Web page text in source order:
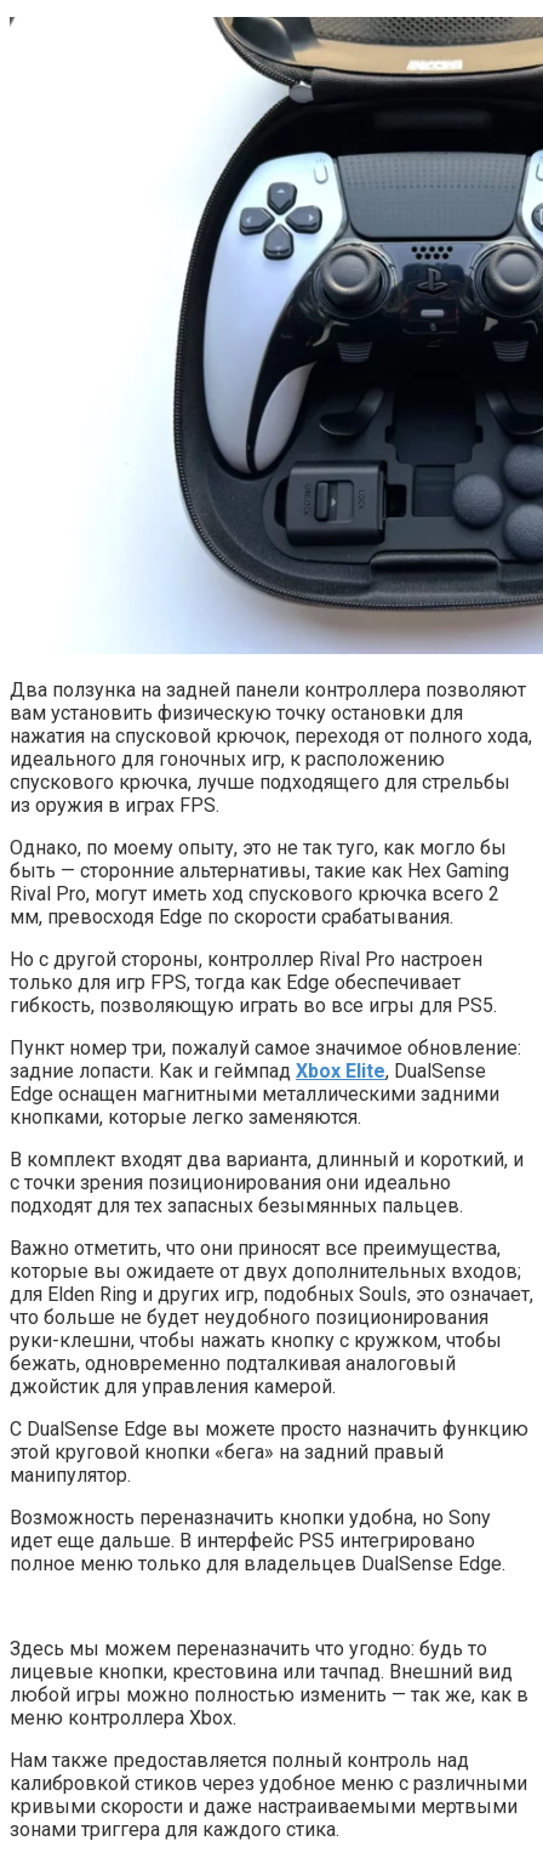
Два ползунка на задней панели контроллера позволяют
вам установить физическую точку остановки для
нажатия на спусковой крючок, переходя от полного хода,
идеального для гоночных игр, к расположению
спускового крючка, лучше подходящего для стрельбы
из оружия в играх FPS.
Однако, по моему опыту, это не так туго, как могло бы
быть — сторонние альтернативы, такие как Hex Gaming
Rival Pro, могут иметь ход спускового крючка всего 2
мм, превосходя Edge по скорости срабатывания.
Но с другой стороны, контроллер Rival Pro настроен
только для игр FPS, тогда как Edge обеспечивает
гибкость, позволяющую играть во все игры для PS5.
Пункт номер три, пожалуй самое значимое обновление:
задние лопасти. Как и геймпад Xbox Elite, DualSense
Edge оснащен магнитными металлическими задними
кнопками, которые легко заменяются.
В комплект входят два варианта, длинный и короткий, и
с точки зрения позиционирования они идеально
подходят для тех запасных безымянных пальцев.
Важно отметить, что они приносят все преимущества,
которые вы ожидаете от двух дополнительных входов;
для Elden Ring и других игр, подобных Souls, это означает,
что больше не будет неудобного позиционирования
руки-клешни, чтобы нажать кнопку с кружком, чтобы
бежать, одновременно подталкивая аналоговый
джойстик для управления камерой.
С DualSense Edge вы можете просто назначить функцию
этой круговой кнопки «бега» на задний правый
манипулятор.
Возможность переназначить кнопки удобна, но Sony
идет еще дальше. В интерфейс PS5 интегрировано
полное меню только для владельцев DualSense Edge.
Здесь мы можем переназначить что угодно: будь то
лицевые кнопки, крестовина или тачпад. Внешний вид
любой игры можно полностью изменить — так же, как в
меню контроллера Xbox.
Нам также предоставляется полный контроль над
калибровкой стиков через удобное меню с различными
кривыми скорости и даже настраиваемыми мертвыми
зонами триггера для каждого стика.